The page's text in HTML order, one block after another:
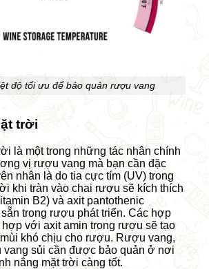
độ tối ưu để bảo quản rượu vang
trời
là một trong những tác nhân chính
vị rượu vang mà bạn cần đặc
nhân là do tia cực tím (UV) trong
khi tràn vào chai rượu sẽ kích thích
B2) và axit pantothenic
trong rượu phát triển. Các hợp
hợp với axit amin trong rượu sẽ tạo
khó chịu cho rượu. Rượu vang,
vang sủi cần được bảo quản ở nơi
nắng mặt trời càng tốt.